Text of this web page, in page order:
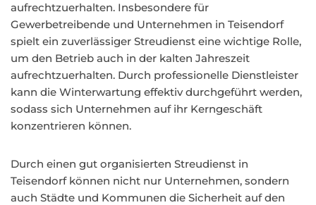
aufrechtzuerhalten. Insbesondere für
Gewerbetreibende und Unternehmen in Teisendorf
spielt ein zuverlässiger Streudienst eine wichtige Rolle,
um den Betrieb auch in der kalten Jahreszeit
aufrechtzuerhalten. Durch professionelle Dienstleister
kann die Winterwartung effektiv durchgeführt werden,
sodass sich Unternehmen auf ihr Kerngeschäft
konzentrieren können.
Durch einen gut organisierten Streudienst in
Teisendorf können nicht nur Unternehmen, sondern
auch Städte und Kommunen die Sicherheit auf den